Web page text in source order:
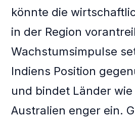
könnte die
in der Region
Wachstumsimpulse
Indiens Position
und bindet Länder
Australien enger ein.